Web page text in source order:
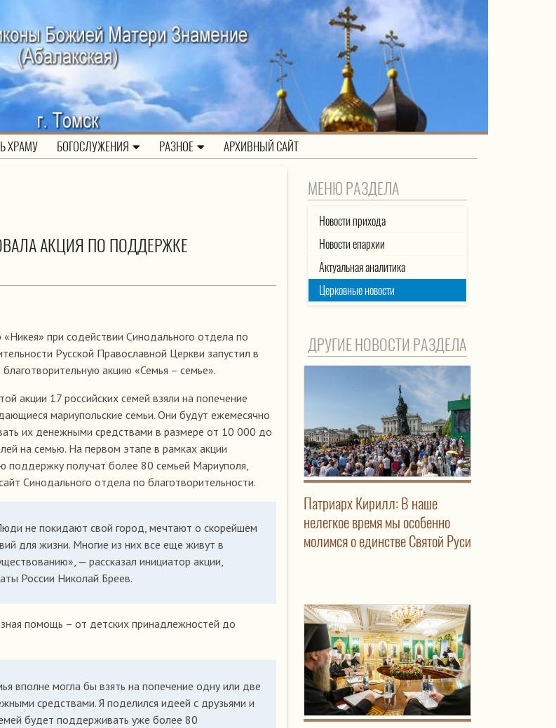
ХРАМУ БОГОСЛУЖЕНИЯ РАЗНОЕ АРХИВНЫЙ САЙТ
АКЦИЯ ПО ПОДДЕРЖКЕ
при содействии Синодального отдела по
Русской Православной Церкви запустил в
акцию «Семья – семье».
акции 17 российских семей взяли на попечение
мариупольские семьи. Они будут ежемесячно
их денежными средствами в размере от 10 000 до
на семью. На первом этапе в рамках акции
поддержку получат более 80 семьей Мариуполя,
Синодального отдела по благотворительности.
не покидают свой город, мечтают о скорейшем
для жизни. Многие из них все еще живут в
— рассказал инициатор акции,
России Николай Бреев.
помощь – от детских принадлежностей до
вполне могла бы взять на попечение одну или две
средствами. Я поделился идеей с друзьями и
будет поддерживать уже более 80
МЕНЮ РАЗДЕЛА
Новости прихода
Новости епархии
Актуальная аналитика
Церковные новости
ДРУГИЕ НОВОСТИ РАЗДЕЛА
Патриарх Кирилл: В наше
нелегкое время мы особенно
молимся о единстве Святой Руси